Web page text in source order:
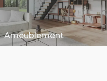
Ameublement